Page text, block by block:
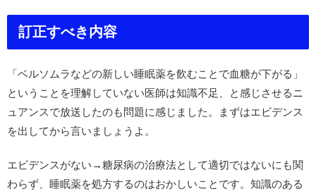
訂正すべき内容
「ベルソムラなどの新しい睡眠薬を飲むことで血糖が下がる」
ということを理解していない医師は知識不足、と感じさせるニ
ュアンスで放送したのも問題に感じました。まずはエビデンス
を出してから言いましょうよ。
エビデンスがない→糖尿病の治療法として適切ではないにも関
わらず、睡眠薬を処方するのはおかしいことです。知識のある